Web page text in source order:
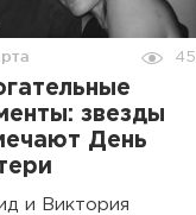
звезды
День
и Виктория